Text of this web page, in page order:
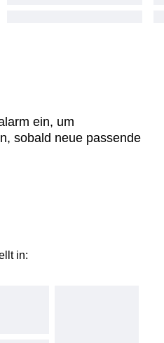
ein, um
sobald neue passende
in: